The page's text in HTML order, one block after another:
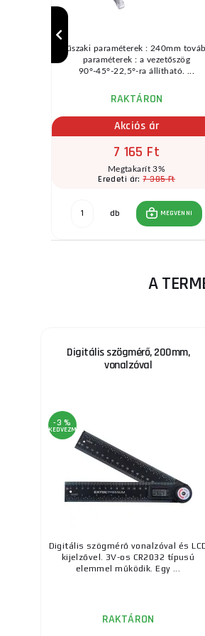
műszaki paraméterek : 240mm
paraméterek : a vezetőszög
90°-45°-22,5°-ra állítható. ...
RAKTÁRON
Akciós ár
7 165 Ft
Megtakarít 3%
Eredeti ár:7 385 Ft
db MEGVENNI
A
Digitális szögmérő, 200mm,
vonalzóval
-3 %
KEDVEZMÉNY
Digitális szögmérő vonalzóval és
kijelzővel. 3V-os CR2032 típusú
elemmel működik. Egy ...
RAKTÁRON